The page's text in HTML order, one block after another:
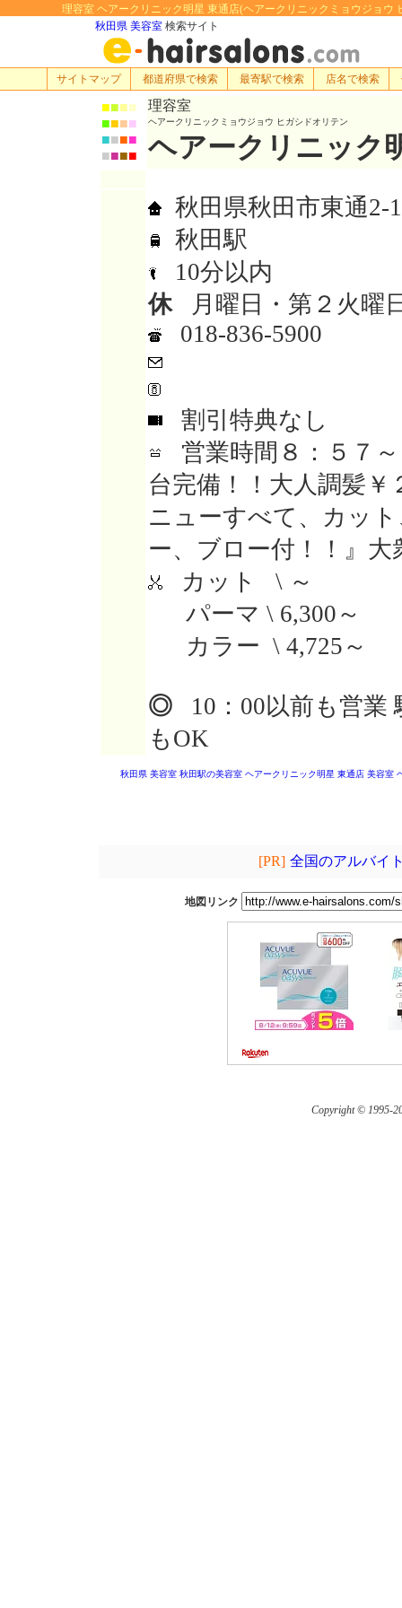
理容室 ヘアークリニック明星 東通店(ヘアークリニックミョウジョウ
秋田県 美容室 検索サイト
サイトマップ 都道府県で検索 最寄駅で検索 店名で検索
■■■■
■■■■
■■■■
■■■■
理容室
ヘアークリニックミョウジョウ ヒガシドオリテン
ヘアークリニック
秋田県秋田市東通2-
秋田駅
10分以内
休月曜日・第２火曜
018-836-5900
割引特典なし
営業時間８：５７
台完備！！大人調髪
ニューすべて、カッ
ー、ブロー付！！』
カット \ ～
パーマ \ 6,300～
カラー \ 4,725～
◎ 10：00以前も営業
もOK
秋田県 美容室 秋田駅の美容室 ヘアークリニック明星 東通店 美容室
[PR] 全国のアルバイ
地図リンク
Copyright © 1995-